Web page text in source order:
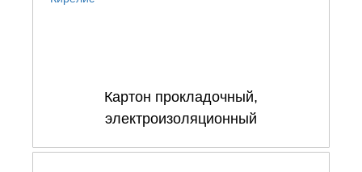
Картон прокладочный,
электроизоляционный